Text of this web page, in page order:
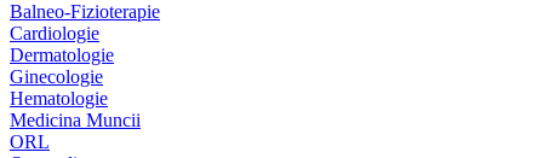
Balneo-Fizioterapie
Cardiologie
Dermatologie
Ginecologie
Hematologie
Medicina Muncii
ORL